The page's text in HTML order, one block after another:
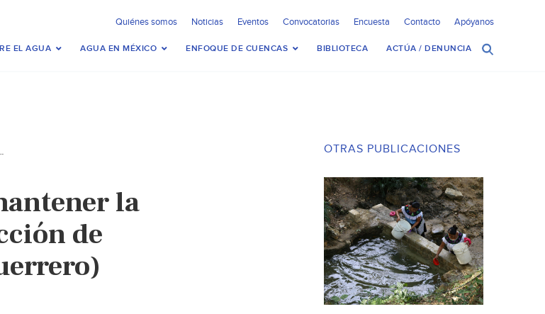
Quiénes somos Noticias Eventos Convocatorias Encuesta Contacto Apóyanos
EL AGUA AGUA EN MÉXICO ENFOQUE DE CUENCAS BIBLIOTECA ACTÚA / DENUNCIA
DE PRESAS (LA JORNADA GUERRERO)
la
de
OTRAS PUBLICACIONES